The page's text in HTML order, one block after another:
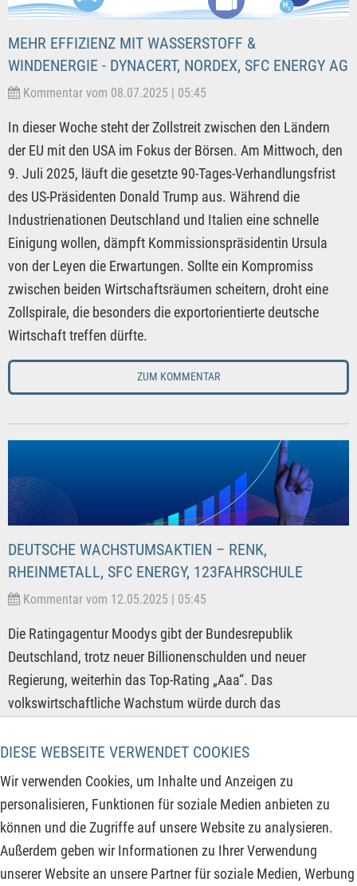
DIESE WEBSEITE VERWENDET COOKIES
Wir verwenden Cookies, um Inhalte und Anzeigen zu
personalisieren, Funktionen für soziale Medien anbieten zu
können und die Zugriffe auf unsere Website zu analysieren.
Außerdem geben wir Informationen zu Ihrer Verwendung
unserer Website an unsere Partner für soziale Medien, Werbung
MEHR EFFIZIENZ MIT WASSERSTOFF &
WINDENERGIE - DYNACERT, NORDEX, SFC ENERGY AG
Kommentar vom 08.07.2025 | 05:45
In dieser Woche steht der Zollstreit zwischen den Ländern
der EU mit den USA im Fokus der Börsen. Am Mittwoch, den
9. Juli 2025, läuft die gesetzte 90-Tages-Verhandlungsfrist
des US-Präsidenten Donald Trump aus. Während die
Industrienationen Deutschland und Italien eine schnelle
Einigung wollen, dämpft Kommissionspräsidentin Ursula
von der Leyen die Erwartungen. Sollte ein Kompromiss
zwischen beiden Wirtschaftsräumen scheitern, droht eine
Zollspirale, die besonders die exportorientierte deutsche
Wirtschaft treffen dürfte.
ZUM KOMMENTAR
DEUTSCHE WACHSTUMSAKTIEN – RENK,
RHEINMETALL, SFC ENERGY, 123FAHRSCHULE
Kommentar vom 12.05.2025 | 05:45
Die Ratingagentur Moodys gibt der Bundesrepublik
Deutschland, trotz neuer Billionenschulden und neuer
Regierung, weiterhin das Top-Rating „Aaa“. Das
volkswirtschaftliche Wachstum würde durch das
gestützt, auch wenn langfristige Reformen bisher
ausblieben. Durch die Einstufung als Top-Bonität gilt das
Land weiterhin als zuverlässiger Schuldner und zahlt im
internationalen Staatenvergleich nach China die geringsten
Zinsen für neue Schulden. Doch wirkliches Wachstum findet
bei diesen Unternehmen statt, teils bereits eingepreist, teils